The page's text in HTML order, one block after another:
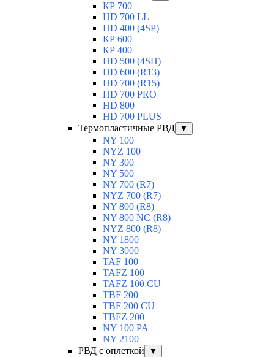
КР 700
HD 700 LL
HD 400 (4SP)
КР 600
КР 400
HD 500 (4SН)
HD 600 (R13)
HD 700 (R15)
HD 700 PRO
HD 800
HD 700 PLUS
Термопластичные РВД
▼
NY 100
NYZ 100
NY 300
NY 500
NY 700 (R7)
NYZ 700 (R7)
NY 800 (R8)
NY 800 NC (R8)
NYZ 800 (R8)
NY 1800
NY 3000
TAF 100
TAFZ 100
TAFZ 100 CU
TBF 200
TBF 200 CU
TBFZ 200
NY 100 PA
NY 2100
РВД с оплеткой
▼